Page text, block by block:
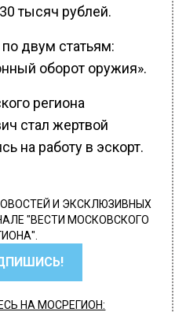
тысяч рублей.
двум статьям:
оборот оружия».
региона
стал жертвой
на работу в эскорт.
И ЭКСКЛЮЗИВНЫХ
"ВЕСТИ МОСКОВСКОГО
НА МОСРЕГИОН: